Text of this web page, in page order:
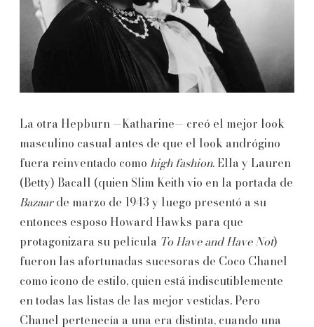
La otra Hepburn —Katharine— creó el mejor look
masculino casual antes de que el look andrógino
fuera reinventado como high fashion. Ella y Lauren
(Betty) Bacall (quien Slim Keith vio en la portada de
Bazaarde marzo de 1943 y luego presentó a su
entonces esposo Howard Hawks para que
protagonizara su película To Have and Have Not)
fueron las afortunadas sucesoras de Coco Chanel
como icono de estilo, quien está indiscutiblemente
en todas las listas de las mejor vestidas. Pero
Chanel pertenecía a una era distinta, cuando una